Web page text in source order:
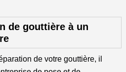
de gouttière à un
de votre gouttière, il